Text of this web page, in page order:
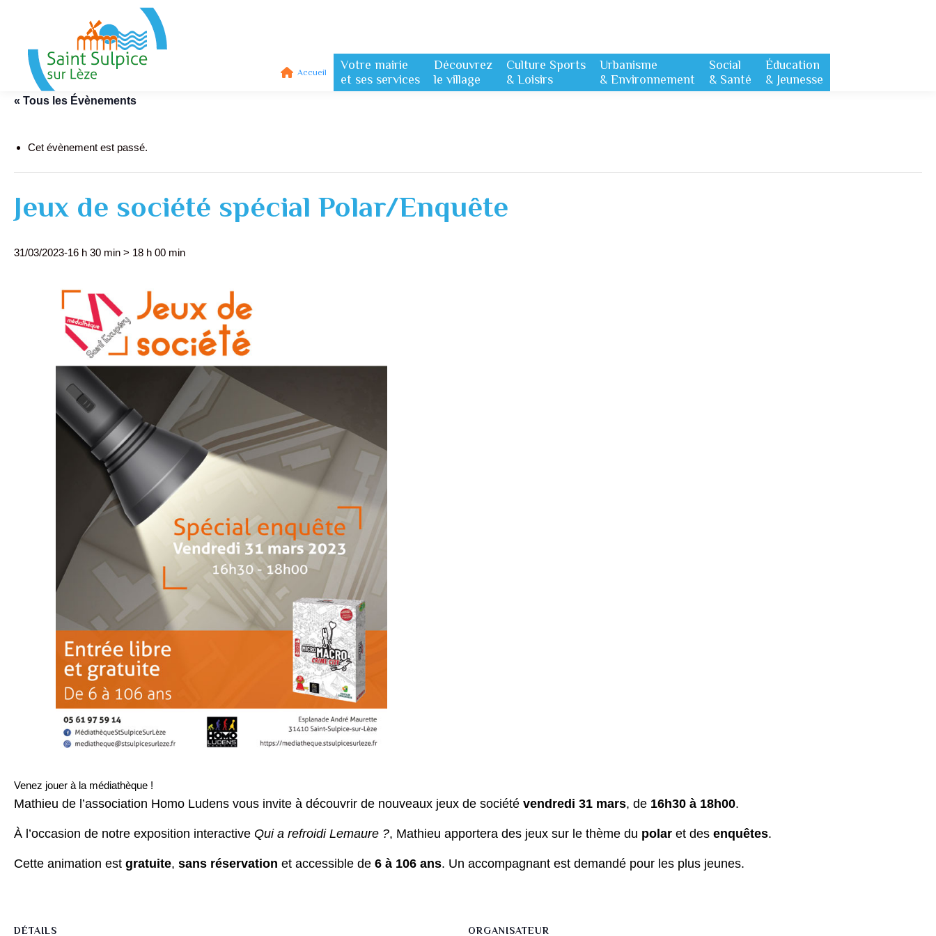
Accueil
Votre mairie
et ses services
Découvrez
le village
Culture Sports
& Loisirs
Urbanisme
& Environnement
Social
& Santé
Éducation
& Jeunesse
« Tous les Évènements
Cet évènement est passé.
Jeux de société spécial Polar/Enquête
31/03/2023-16 h 30 min > 18 h 00 min
Venez jouer à la médiathèque !
Mathieu de l’association Homo Ludens vous invite à découvrir de nouveaux jeux de société vendredi 31 mars, de 16h30 à 18h00.
À l’occasion de notre exposition interactive Qui a refroidi Lemaure ?, Mathieu apportera des jeux sur le thème du polar et des enquêtes.
Cette animation est gratuite, sans réservation et accessible de 6 à 106 ans. Un accompagnant est demandé pour les plus jeunes.
DÉTAILS ORGANISATEUR